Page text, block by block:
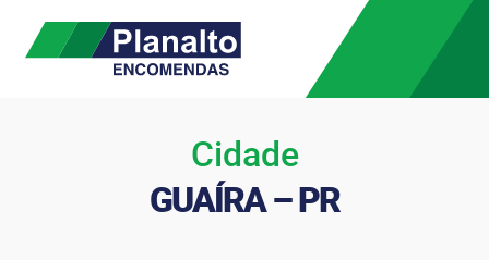
Cidade
GUAÍRA – PR